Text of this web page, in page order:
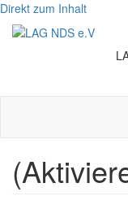
Direkt zum Inhalt